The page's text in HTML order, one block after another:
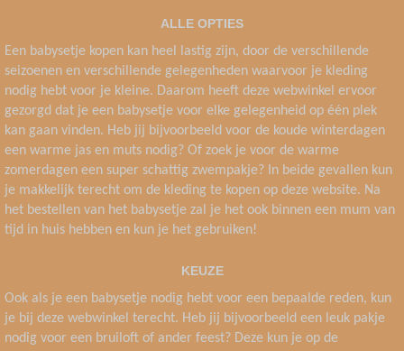
ALLE OPTIES
Een babysetje kopen kan heel lastig zijn, door de verschillende
seizoenen en verschillende gelegenheden waarvoor je kleding
nodig hebt voor je kleine. Daarom heeft deze webwinkel ervoor
gezorgd dat je een babysetje voor elke gelegenheid op één plek
kan gaan vinden. Heb jij bijvoorbeeld voor de koude winterdagen
een warme jas en muts nodig? Of zoek je voor de warme
zomerdagen een super schattig zwempakje? In beide gevallen kun
je makkelijk terecht om de kleding te kopen op deze website. Na
het bestellen van het babysetje zal je het ook binnen een mum van
tijd in huis hebben en kun je het gebruiken!
KEUZE
Ook als je een babysetje nodig hebt voor een bepaalde reden, kun
je bij deze webwinkel terecht. Heb jij bijvoorbeeld een leuk pakje
nodig voor een bruiloft of ander feest? Deze kun je op de